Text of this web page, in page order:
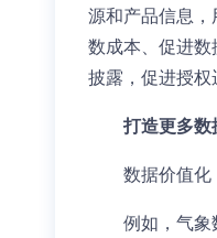
源和产品信息
数成本、促进
披露，促进授权
打造更多
数据价值化
例如，气